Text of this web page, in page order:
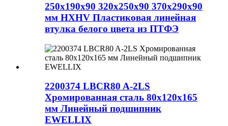
250x190x90 320x250x90 370x290x90
мм HXHV Пластиковая линейная
втулка белого цвета из ПТФЭ
2200374 LBCR80 A-2LS
Хромированная сталь 80x120x165
мм Линейный подшипник
EWELLIX